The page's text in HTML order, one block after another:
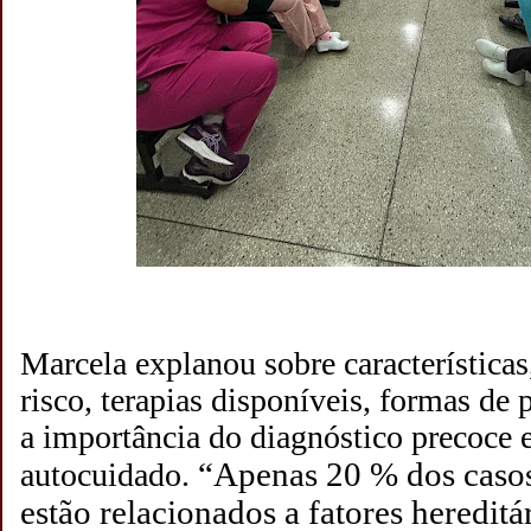
Marcela explanou sobre
risco, terapias disponíveis, formas de
a importância do diagnóstico precoce
autocuidado. “Apenas 20 % dos
estão relacionados a fatores